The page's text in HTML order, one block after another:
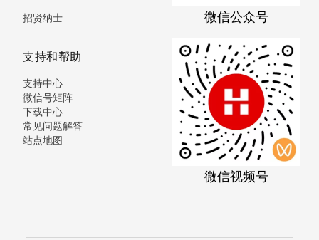
招贤纳士
支持和帮助
支持中心
微信号矩阵
下载中心
常见问题解答
站点地图
微信公众号
微信视频号